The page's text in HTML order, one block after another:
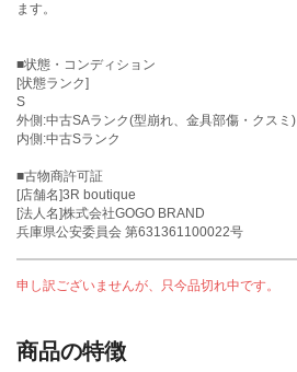
ます。
■状態・コンディション
[状態ランク]
S
外側:中古SAランク(型崩れ、金具部傷・クスミ)
内側:中古Sランク
■古物商許可証
[店舗名]3R boutique
[法人名]株式会社GOGO BRAND
兵庫県公安委員会 第631361100022号
申し訳ございませんが、只今品切れ中です。
商品の特徴